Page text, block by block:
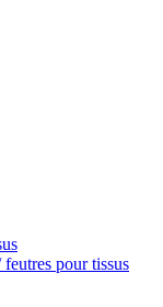
pour tissus